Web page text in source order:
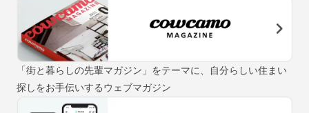
「街と暮らしの先輩マガジン」をテーマに、自分らしい住まい
探しをお手伝いするウェブマガジン